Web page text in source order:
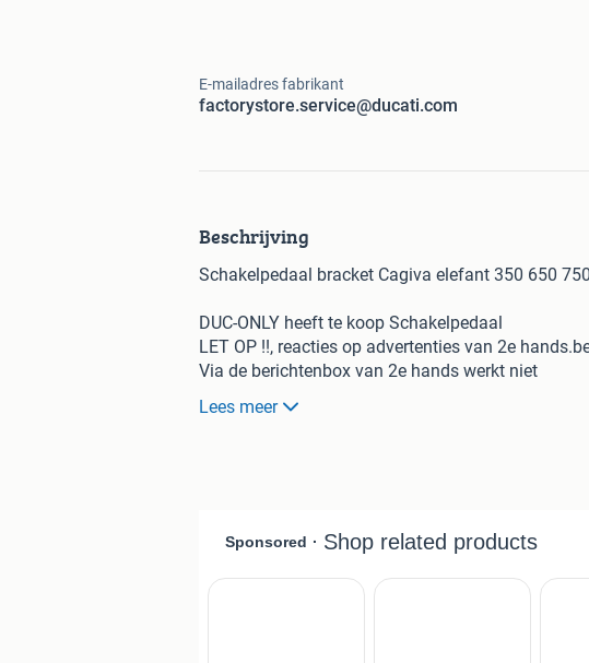
E-mailadres fabrikant
factorystore.service@ducati.com
Beschrijving
Schakelpedaal bracket Cagiva elefant 350 650 750
DUC-ONLY heeft te koop Schakelpedaal
LET OP !!, reacties op advertenties van 2e
Via de berichtenbox van 2e hands werkt niet
Heel veel onderdelen op voorraad van
Lees meer